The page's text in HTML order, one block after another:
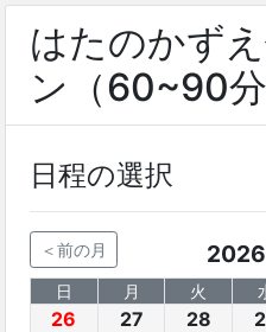
はたのかず
ン（60~90分
日程の選択
＜前の月
日 月 火
26 27 28